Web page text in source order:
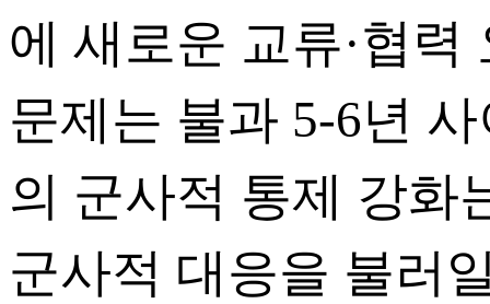
에 새로운 교류·협
문제는 불과 5-6년
의 군사적 통제 강화
군사적 대응을 불러